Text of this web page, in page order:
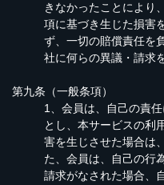
きなかったことにより
項に基づき生じた損害
ず、一切の賠償責任を
社に何らの異議・請求
第九条（一般条項）
1、会員は、自己の責
とし、本サービスの利
害を生じさせた場合は
た、会員は、自己の行
請求がなされた場合、